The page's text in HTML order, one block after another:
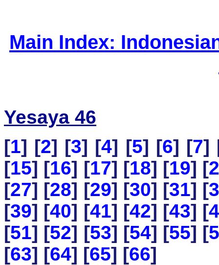
Main Index:
Yesaya 46
[1] [2] [3] [4] [5] [6] [7]
[15] [16] [17] [18] [19] [
[27] [28] [29] [30] [31] [
[39] [40] [41] [42] [43] [
[51] [52] [53] [54] [55] [
[63] [64] [65] [66]